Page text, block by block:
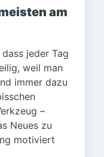
am
jeder Tag
weil man
immer dazu
–
Neues zu
motiviert